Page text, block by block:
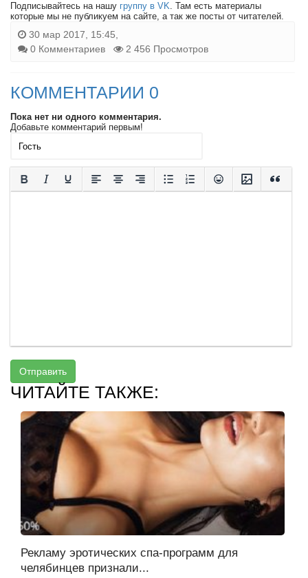
Подписывайтесь на нашу группу в VK. Там есть материалы
которые мы не публикуем на сайте, а так же посты от читателей.
30 мар 2017, 15:45,
0 Комментариев
2 456 Просмотров
КОММЕНТАРИИ 0
Пока нет ни одного комментария.
Добавьте комментарий первым!
Отправить
ЧИТАЙТЕ ТАКЖЕ:
Рекламу эротических спа-программ для
челябинцев признали...